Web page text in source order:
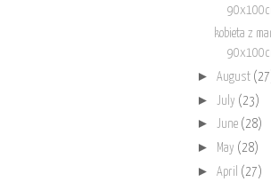
kobieta z
► August
► July (23)
► June (28)
► May (28)
► April (27)